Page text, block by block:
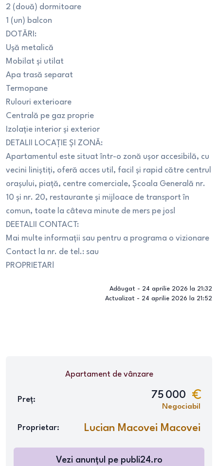
2 (două) dormitoare
1 (un) balcon
DOTĂRI:
Ușă metalică
Mobilat și utilat
Apa trasă separat
Termopane
Rulouri exterioare
Centrală pe gaz proprie
Izolație interior și exterior
DETALII LOCAȚIE ȘI ZONĂ:
Apartamentul este situat într-o zonă ușor accesibilă, cu
vecini liniștiți, oferă acces util, facil și rapid către centrul
orașului, piață, centre comerciale, Școala Generală nr.
10 și nr. 20, restaurante și mijloace de transport în
comun, toate la câteva minute de mers pe jos!
DEETALII CONTACT:
Mai multe informații sau pentru a programa o vizionare
Contact la nr. de tel.: sau
PROPRIETAR!
Adăugat - 24 aprilie 2026 la 21:32
Actualizat - 24 aprilie 2026 la 21:52
Apartamentde vânzare
Preț: 75 000
Negociabil
Proprietar: Lucian Macovei Macovei
Vezi anunțul pe publi24.ro